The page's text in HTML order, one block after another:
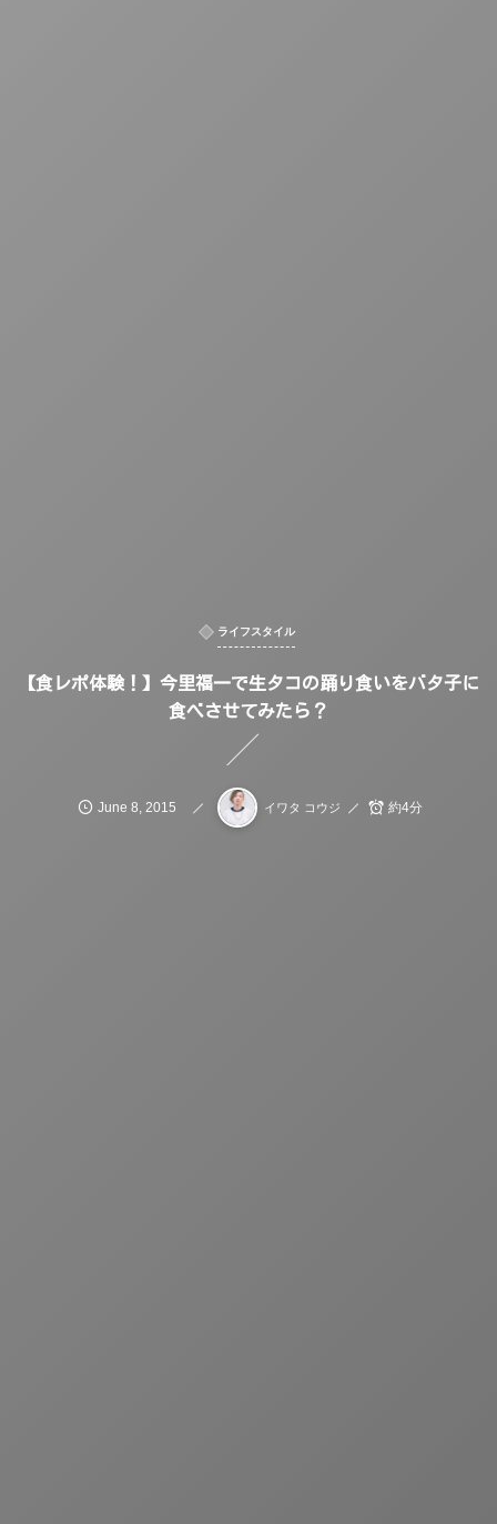
ライフスタイル
【食レポ体験！】今里福一で生タコの踊り食いをバタ子に
食べさせてみたら？
June 8 2015 イワタ コウジ 約4分